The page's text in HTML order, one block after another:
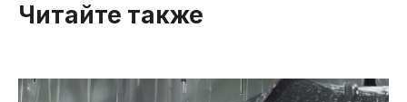
Читайте также